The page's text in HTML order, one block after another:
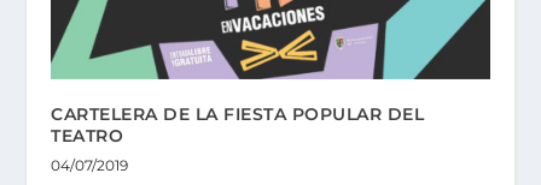
CARTELERA DE LA FIESTA POPULAR DEL
TEATRO
04/07/2019